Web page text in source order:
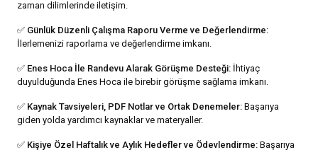
zaman dilimlerinde iletişim.
✅ Günlük Düzenli Çalışma Raporu Verme ve Değerlendirme:
İlerlemenizi raporlama ve değerlendirme imkanı.
✅ Enes Hoca İle Randevu Alarak Görüşme Desteği: İhtiyaç
duyulduğunda Enes Hoca ile birebir görüşme sağlama imkanı.
✅ Kaynak Tavsiyeleri, PDF Notlar ve Ortak Denemeler: Başarıya
giden yolda yardımcı kaynaklar ve materyaller.
✅ Kişiye Özel Haftalık ve Aylık Hedefler ve Ödevlendirme: Başarıya